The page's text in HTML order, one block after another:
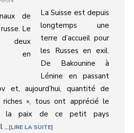
La Suisse est depuis
longtemps une
terre d’accueil pour
les Russes en exil.
De Bakounine à
Lénine en passant
et, aujourd’hui, quantité de
riches », tous ont apprécié le
la paix de ce petit pays
... LIRE LA SUITE